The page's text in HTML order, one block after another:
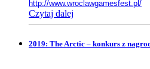
http://www.wroclawgamesfest.pl/
Czytaj dalej
2019: The Arctic – konkurs z